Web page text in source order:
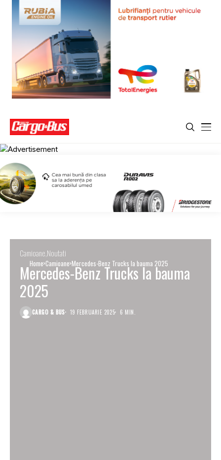
Home Camioane Mercedes-Benz Trucks la bauma 2025
Camioane Noutati
Mercedes-Benz Trucks la bauma
2025
CARGO & BUS 19 FEBRUARIE 2025 6 MIN.